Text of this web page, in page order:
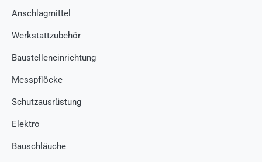
Anschlagmittel
Werkstattzubehör
Baustelleneinrichtung
Messpflöcke
Schutzausrüstung
Elektro
Bauschläuche